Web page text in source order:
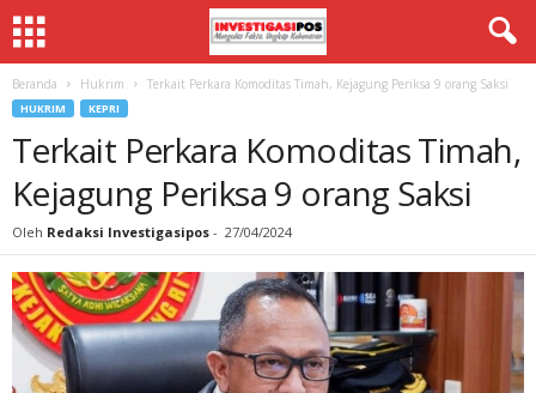
Beranda Hukrim Terkait Perkara Komoditas Timah, Kejagung Periksa 9 orang Saksi
HUKRIM KEPRI
Terkait Perkara Komoditas Timah,
Kejagung Periksa 9 orang Saksi
Oleh Redaksi Investigasipos - 27/04/2024